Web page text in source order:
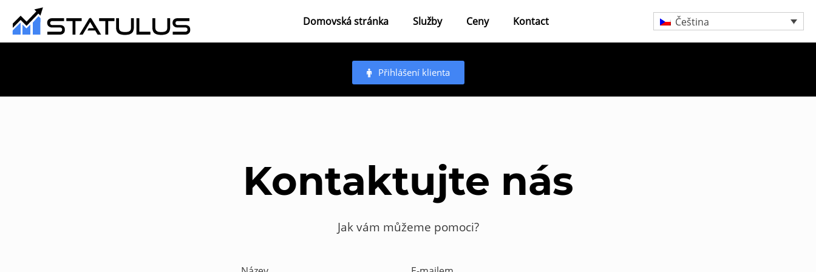
Domovská stránka Služby Ceny Kontact Čeština
Přihlášení klienta
Kontaktujte nás
Jak vám můžeme pomoci?